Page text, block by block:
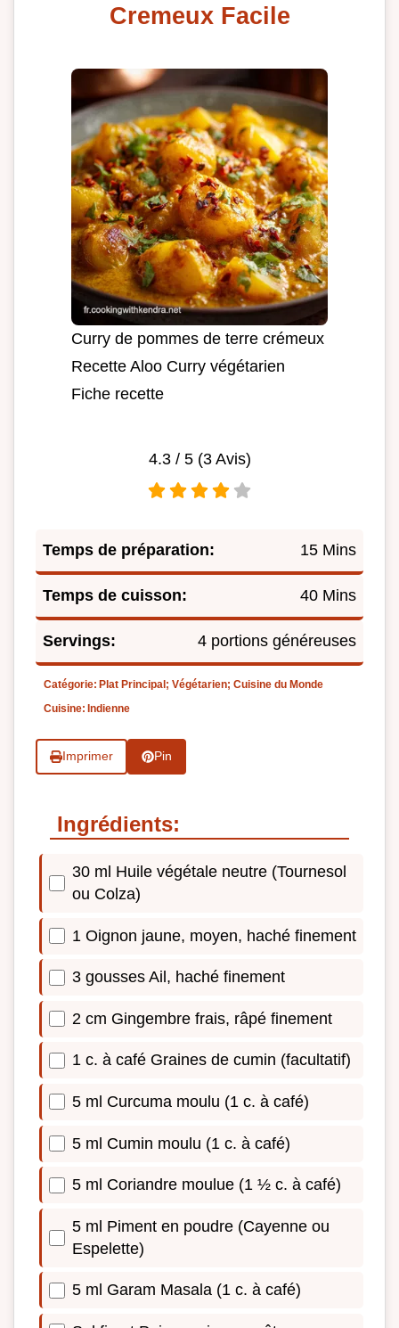
Cremeux Facile
Curry de pommes de terre crémeux
Recette Aloo Curry végétarien
Fiche recette
4.3/ 5 (3Avis)
Temps de préparation: 15 Mins
Temps de cuisson: 40 Mins
Servings: 4 portions généreuses
Catégorie: Plat Principal; Végétarien; Cuisine du Monde
Cuisine: Indienne
Imprimer Pin
Ingrédients:
30 ml Huile végétale neutre (Tournesol
ou Colza)
1 Oignon jaune, moyen, haché finement
3 gousses Ail, haché finement
2 cm Gingembre frais, râpé finement
1 c. à café Graines de cumin (facultatif)
5 ml Curcuma moulu (1 c. à café)
5 ml Cumin moulu (1 c. à café)
5 ml Coriandre moulue (1 ½ c. à café)
5 ml Piment en poudre (Cayenne ou
Espelette)
5 ml Garam Masala (1 c. à café)